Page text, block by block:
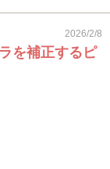
2026/2/8
を補正するピ